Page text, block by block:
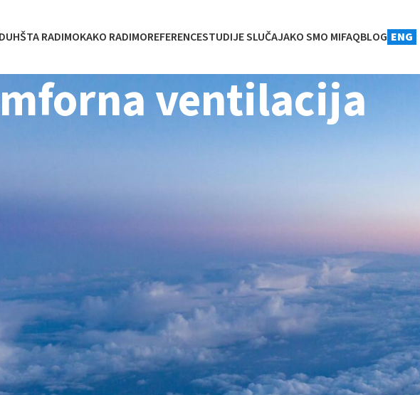
ŠTA RADIMOKAKO RADIMOREFERENCESTUDIJE SLUČAJAKO SMO MIFAQBLOG ENG
ventilacija